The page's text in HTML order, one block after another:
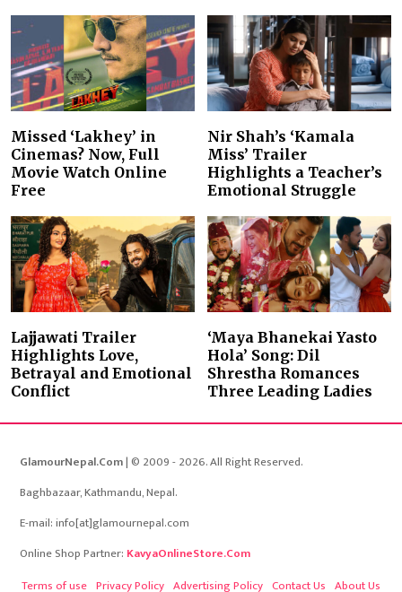
Missed ‘Lakhey’ in
Cinemas? Now, Full
Movie Watch Online
Free
Nir Shah’s ‘Kamala
Miss’ Trailer
Highlights a Teacher’s
Emotional Struggle
Lajjawati Trailer
Highlights Love,
Betrayal and Emotional
Conflict
‘Maya Bhanekai Yasto
Hola’ Song: Dil
Shrestha Romances
Three Leading Ladies
GlamourNepal.Com| © 2009 - 2026. All Right Reserved.
Baghbazaar, Kathmandu, Nepal.
E-mail: info[at]glamournepal.com
Online Shop Partner: KavyaOnlineStore.Com
Terms of use Privacy Policy Advertising Policy Contact Us About Us